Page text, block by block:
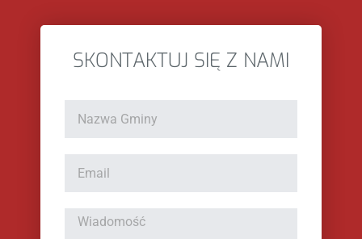
SKONTAKTUJ SIĘ Z NAMI